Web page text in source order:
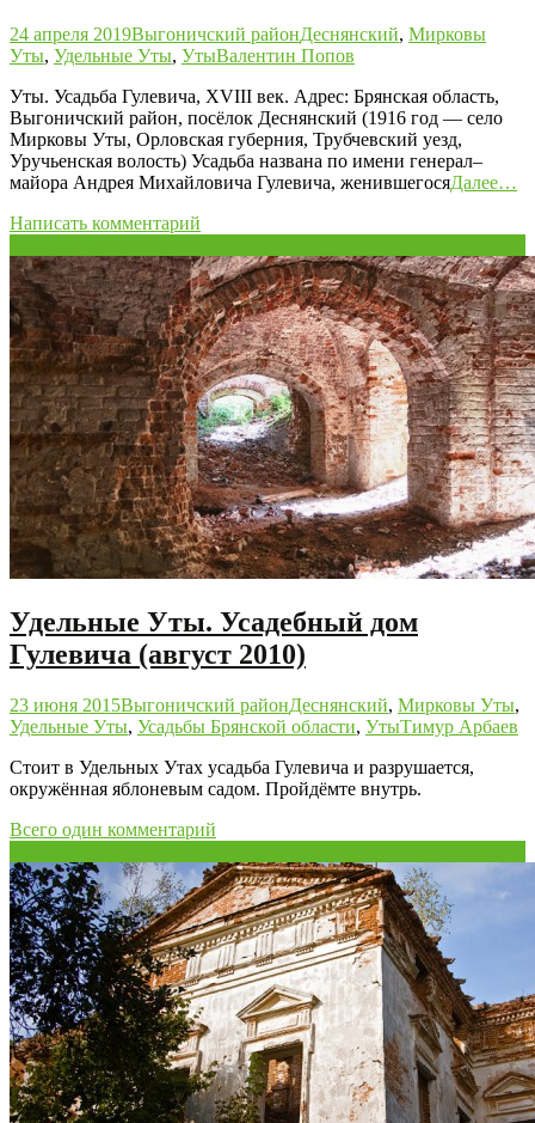
24 апреля 2019Выгоничский районДеснянский, Мирковы
Уты, Удельные Уты, УтыВалентин Попов
Уты. Усадьба Гулевича, XVIII век. Адрес: Брянская область,
Выгоничский район, посёлок Деснянский (1916 год — село
Мирковы Уты, Орловская губерния, Трубчевский уезд,
Уручьенская волость) Усадьба названа по имени генерал–
майора Андрея Михайловича Гулевича, женившегосяДалее…
Написать комментарий
Удельные Уты. Усадебный дом
Гулевича (август 2010)
23 июня 2015Выгоничский районДеснянский, Мирковы Уты,
Удельные Уты, Усадьбы Брянской области, УтыТимур Арбаев
Стоит в Удельных Утах усадьба Гулевича и разрушается,
окружённая яблоневым садом. Пройдёмте внутрь.
Всего один комментарий